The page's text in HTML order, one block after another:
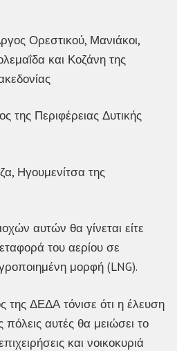
Ορεστικού, Μανιάκοι,
και Κοζάνη της
της Περιφέρειας Δυτικής
Ηγουμενίτσα της
αυτών θα γίνεται είτε
του αερίου σε
μορφή (LNG).
ΔΕΔΑ τόνισε ότι η έλευση
πόλεις αυτές θα μειώσει το
και νοικοκυριά